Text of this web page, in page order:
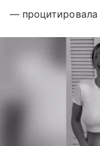
— процитировала